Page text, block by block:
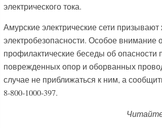
электрического тока.
Амурские электрические сети
электробезопасности. Особое внимание
профилактические беседы об
поврежденных опор и оборванных
случае не приближаться к ним, а
8-800-1000-397.